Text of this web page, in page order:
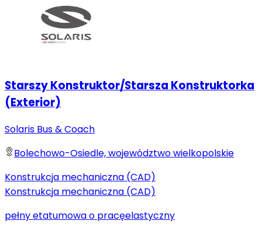
Starszy Konstruktor/Starsza Konstruktorka
(Exterior)
Solaris Bus & Coach
Bolechowo-Osiedle, województwo wielkopolskie
Konstrukcja mechaniczna (CAD)
Konstrukcja mechaniczna (CAD)
pełny etatumowa o pracęelastyczny